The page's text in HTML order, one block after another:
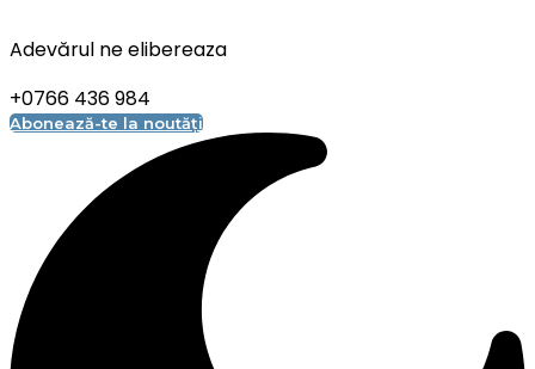
Adevărul ne elibereaza
+0766 436 984
Abonează-te la noutăți